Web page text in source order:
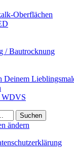
Oberflächen
/ Bautrocknung
Deinem
WDVS
Suchen
ändern